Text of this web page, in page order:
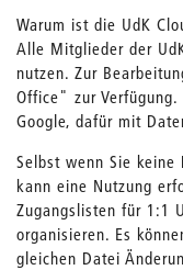
Warum ist die UdK
Alle Mitglieder der
nutzen. Zur
Office" zur
Google, dafür mit
Selbst wenn Sie
kann eine Nutzung
Zugangslisten für 1:1
organisieren. Es
gleichen Datei